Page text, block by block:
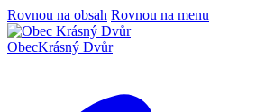
Rovnou na obsah Rovnou na menu
ObecKrásný Dvůr